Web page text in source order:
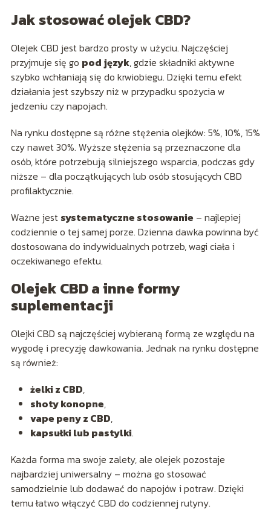
Jak stosować olejek CBD?
Olejek CBD jest bardzo prosty w użyciu. Najczęściej
przyjmuje się go pod język, gdzie składniki aktywne
szybko wchłaniają się do krwiobiegu. Dzięki temu efekt
działania jest szybszy niż w przypadku spożycia w
jedzeniu czy napojach.
Na rynku dostępne są różne stężenia olejków: 5%, 10%, 15%
czy nawet 30%. Wyższe stężenia są przeznaczone dla
osób, które potrzebują silniejszego wsparcia, podczas gdy
niższe – dla początkujących lub osób stosujących CBD
profilaktycznie.
Ważne jest systematyczne stosowanie – najlepiej
codziennie o tej samej porze. Dzienna dawka powinna być
dostosowana do indywidualnych potrzeb, wagi ciała i
oczekiwanego efektu.
Olejek CBD a inne formy
suplementacji
Olejki CBD są najczęściej wybieraną formą ze względu na
wygodę i precyzję dawkowania. Jednak na rynku dostępne
są również:
żelki z CBD,
shoty konopne,
vape peny z CBD,
kapsułki lub pastylki.
Każda forma ma swoje zalety, ale olejek pozostaje
najbardziej uniwersalny – można go stosować
samodzielnie lub dodawać do napojów i potraw. Dzięki
temu łatwo włączyć CBD do codziennej rutyny.